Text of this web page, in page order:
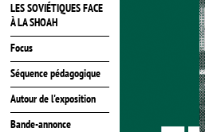
LES SOVIÉTIQUES FACE
À LA SHOAH
Focus
Séquence pédagogique
Autour de l'exposition
Bande-annonce